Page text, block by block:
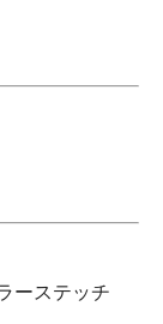
ーステッチ